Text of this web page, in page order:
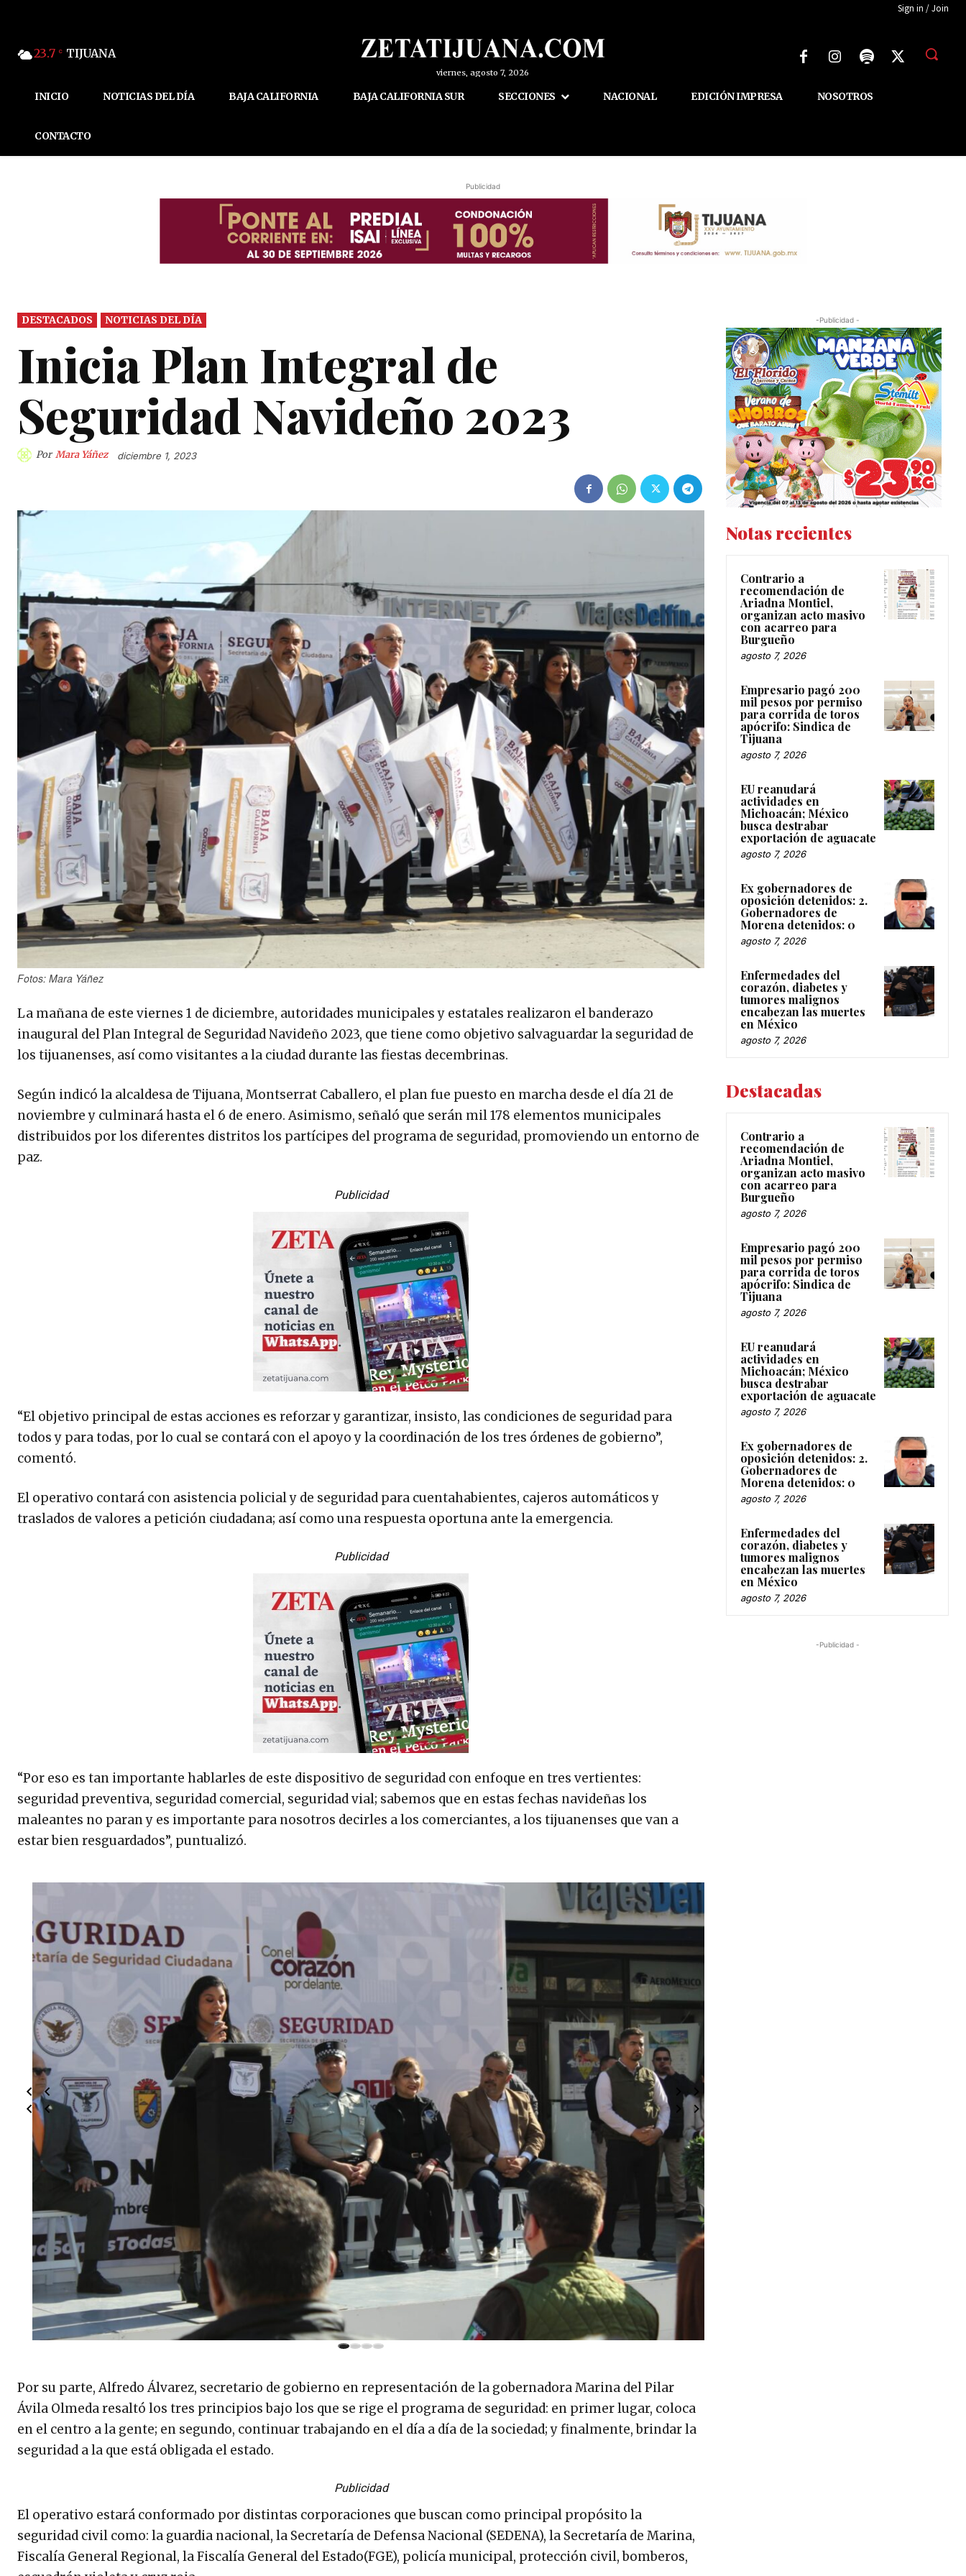
Sign in / Join
23.7 C TIJUANA
viernes, agosto 7, 2026
INICIO NOTICIAS DEL DÍA BAJA CALIFORNIA BAJA CALIFORNIA SUR SECCIONES NACIONAL EDICIÓN IMPRESA NOSOTROS
CONTACTO
Publicidad
DESTACADOS NOTICIAS DEL DÍA
Inicia Plan Integral de
Seguridad Navideño 2023
Por Mara Yáñez diciembre 1, 2023
Fotos: Mara Yáñez
La mañana de este viernes 1 de diciembre, autoridades municipales y estatales realizaron el banderazo
inaugural del Plan Integral de Seguridad Navideño 2023, que tiene como objetivo salvaguardar la seguridad de
los tijuanenses, así como visitantes a la ciudad durante las fiestas decembrinas.
Según indicó la alcaldesa de Tijuana, Montserrat Caballero, el plan fue puesto en marcha desde el día 21 de
noviembre y culminará hasta el 6 de enero. Asimismo, señaló que serán mil 178 elementos municipales
distribuidos por los diferentes distritos los partícipes del programa de seguridad, promoviendo un entorno de
paz.
Publicidad
“El objetivo principal de estas acciones es reforzar y garantizar, insisto, las condiciones de seguridad para
todos y para todas, por lo cual se contará con el apoyo y la coordinación de los tres órdenes de gobierno”,
comentó.
El operativo contará con asistencia policial y de seguridad para cuentahabientes, cajeros automáticos y
traslados de valores a petición ciudadana; así como una respuesta oportuna ante la emergencia.
Publicidad
“Por eso es tan importante hablarles de este dispositivo de seguridad con enfoque en tres vertientes:
seguridad preventiva, seguridad comercial, seguridad vial; sabemos que en estas fechas navideñas los
maleantes no paran y es importante para nosotros decirles a los comerciantes, a los tijuanenses que van a
estar bien resguardados”, puntualizó.
Por su parte, Alfredo Álvarez, secretario de gobierno en representación de la gobernadora Marina del Pilar
Ávila Olmeda resaltó los tres principios bajo los que se rige el programa de seguridad: en primer lugar, coloca
en el centro a la gente; en segundo, continuar trabajando en el día a día de la sociedad; y finalmente, brindar la
seguridad a la que está obligada el estado.
Publicidad
El operativo estará conformado por distintas corporaciones que buscan como principal propósito la
seguridad civil como: la guardia nacional, la Secretaría de Defensa Nacional (SEDENA), la Secretaría de Marina,
Fiscalía General Regional, la Fiscalía General del Estado(FGE), policía municipal, protección civil, bomberos,
-Publicidad -
Notas recientes
Contrario a
recomendación de
Ariadna Montiel,
organizan acto masivo
con acarreo para
Burgueño
agosto 7, 2026
Empresario pagó 200
mil pesos por permiso
para corrida de toros
apócrifo: Sindica de
Tijuana
agosto 7, 2026
EU reanudará
actividades en
Michoacán; México
busca destrabar
exportación de aguacate
agosto 7, 2026
Ex gobernadores de
oposición detenidos: 2.
Gobernadores de
Morena detenidos: 0
agosto 7, 2026
Enfermedades del
corazón, diabetes y
tumores malignos
encabezan las muertes
en México
agosto 7, 2026
Destacadas
Contrario a
recomendación de
Ariadna Montiel,
organizan acto masivo
con acarreo para
Burgueño
agosto 7, 2026
Empresario pagó 200
mil pesos por permiso
para corrida de toros
apócrifo: Sindica de
Tijuana
agosto 7, 2026
EU reanudará
actividades en
Michoacán; México
busca destrabar
exportación de aguacate
agosto 7, 2026
Ex gobernadores de
oposición detenidos: 2.
Gobernadores de
Morena detenidos: 0
agosto 7, 2026
Enfermedades del
corazón, diabetes y
tumores malignos
encabezan las muertes
en México
agosto 7, 2026
-Publicidad -